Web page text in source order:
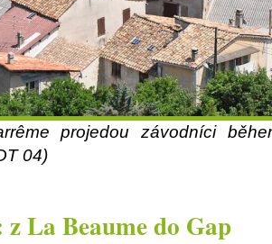
projedou závodníci
04)
La Beaume do Gap